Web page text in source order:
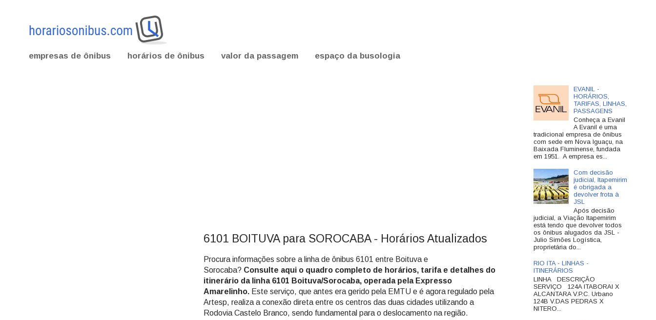
empresas de ônibus horários de ônibus valor da passagem espaço da busologia
6101 BOITUVA para SOROCABA - Horários Atualizados
Procura informações sobre a linha de ônibus 6101 entre Boituva e
Sorocaba? Consulte aqui o quadro completo de horários, tarifa e detalhes do
itinerário da linha 6101 Boituva/Sorocaba, operada pela Expresso
Amarelinho. Este serviço, que antes era gerido pela EMTU e é agora regulado pela
Artesp, realiza a conexão direta entre os centros das duas cidades utilizando a
Rodovia Castelo Branco, sendo fundamental para o deslocamento na região.
EVANIL -
HORÁRIOS,
TARIFAS, LINHAS,
PASSAGENS
Conheça a Evanil
A Evanil é uma
tradicional empresa de ônibus
com sede em Nova Iguaçu, na
Baixada Fluminense, fundada
em 1951. A empresa es...
Com decisão
judicial, Itapemirim
é obrigada a
devolver frota à
JSL
Após decisão
judicial, a Viação Itapemirim
está tendo que devolver todos
os ônibus alugados da JSL -
Julio Simões Logística,
proprietária do...
RIO ITA - LINHAS -
ITINERÁRIOS
LINHA DESCRIÇÃO
SERVIÇO 124A ITABORAI X
ALCANTARA V.P.C. Urbano
124B V.DAS PEDRAS X
NITERO...